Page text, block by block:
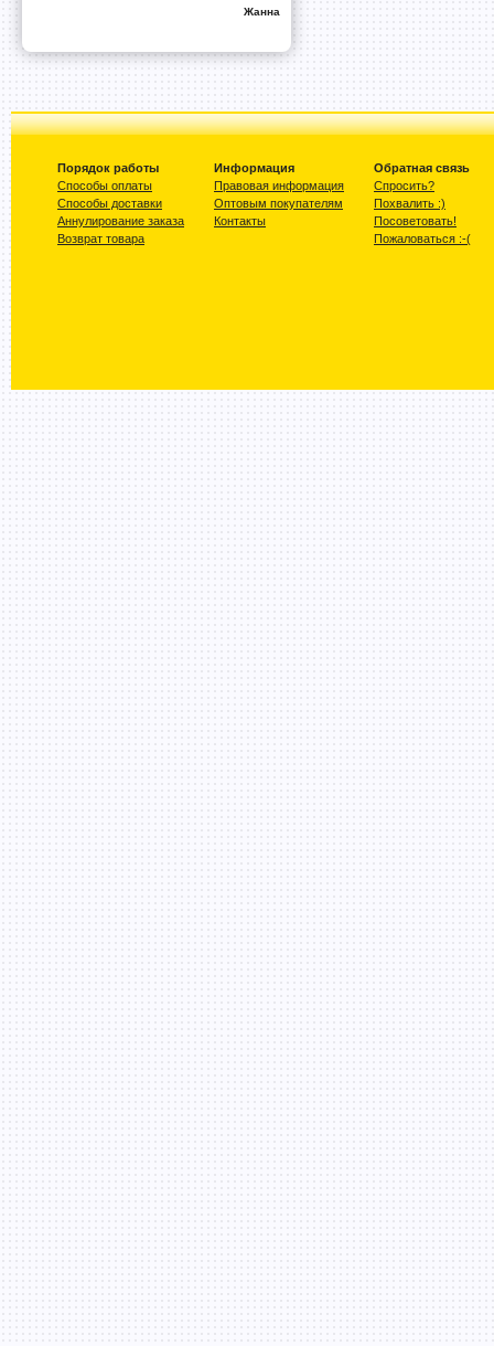
Жанна
Порядок работы
Способы оплаты
Способы доставки
Аннулирование заказа
Возврат товара
Информация
Правовая информация
Оптовым покупателям
Контакты
Обратная связь
Спросить?
Похвалить :)
Посоветовать!
Пожаловаться :-(